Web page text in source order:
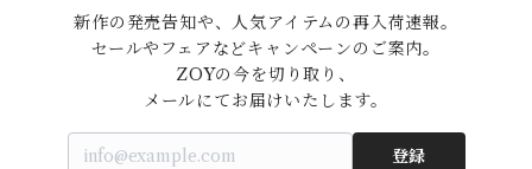
新作の発売告知や、人気アイテムの再入荷速報。
セールやフェアなどキャンペーンのご案内。
ZOYの今を切り取り、
登録